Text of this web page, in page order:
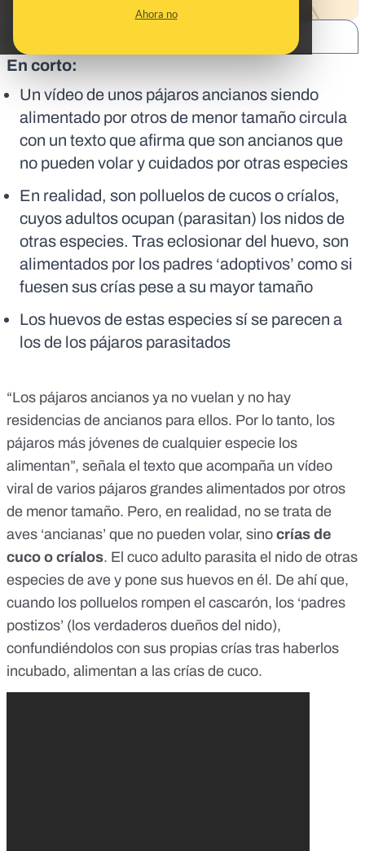
Ahora no
En corto:
Un vídeo de unos pájaros ancianos siendo
alimentado por otros de menor tamaño circula
con un texto que afirma que son ancianos que
no pueden volar y cuidados por otras especies
En realidad, son polluelos de cucos o críalos,
cuyos adultos ocupan (parasitan) los nidos de
otras especies. Tras eclosionar del huevo, son
alimentados por los padres ‘adoptivos’ como si
fuesen sus crías pese a su mayor tamaño
Los huevos de estas especies sí se parecen a
los de los pájaros parasitados
“Los pájaros ancianos ya no vuelan y no hay
residencias de ancianos para ellos. Por lo tanto, los
pájaros más jóvenes de cualquier especie los
alimentan”, señala el texto que acompaña un vídeo
viral de varios pájaros grandes alimentados por otros
de menor tamaño. Pero, en realidad, no se trata de
aves ‘ancianas’ que no pueden volar, sino crías de
cuco o críalos. El cuco adulto parasita el nido de otras
especies de ave y pone sus huevos en él. De ahí que,
cuando los polluelos rompen el cascarón, los ‘padres
postizos’ (los verdaderos dueños del nido),
confundiéndolos con sus propias crías tras haberlos
incubado, alimentan a las crías de cuco.